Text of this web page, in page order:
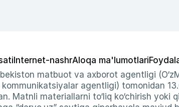
Internet-nashrAloqa ma'lumotlari
matbuot va axborot agentligi
agentligi) tomonidan
Matnli materiallarni to‘liq ko‘chirish